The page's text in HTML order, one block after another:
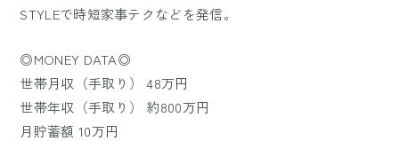
STYLEで時短家事テクなどを発信。
◎MONEY DATA◎
世帯月収（手取り） 48万円
世帯年収（手取り） 約800万円
月貯蓄額 10万円